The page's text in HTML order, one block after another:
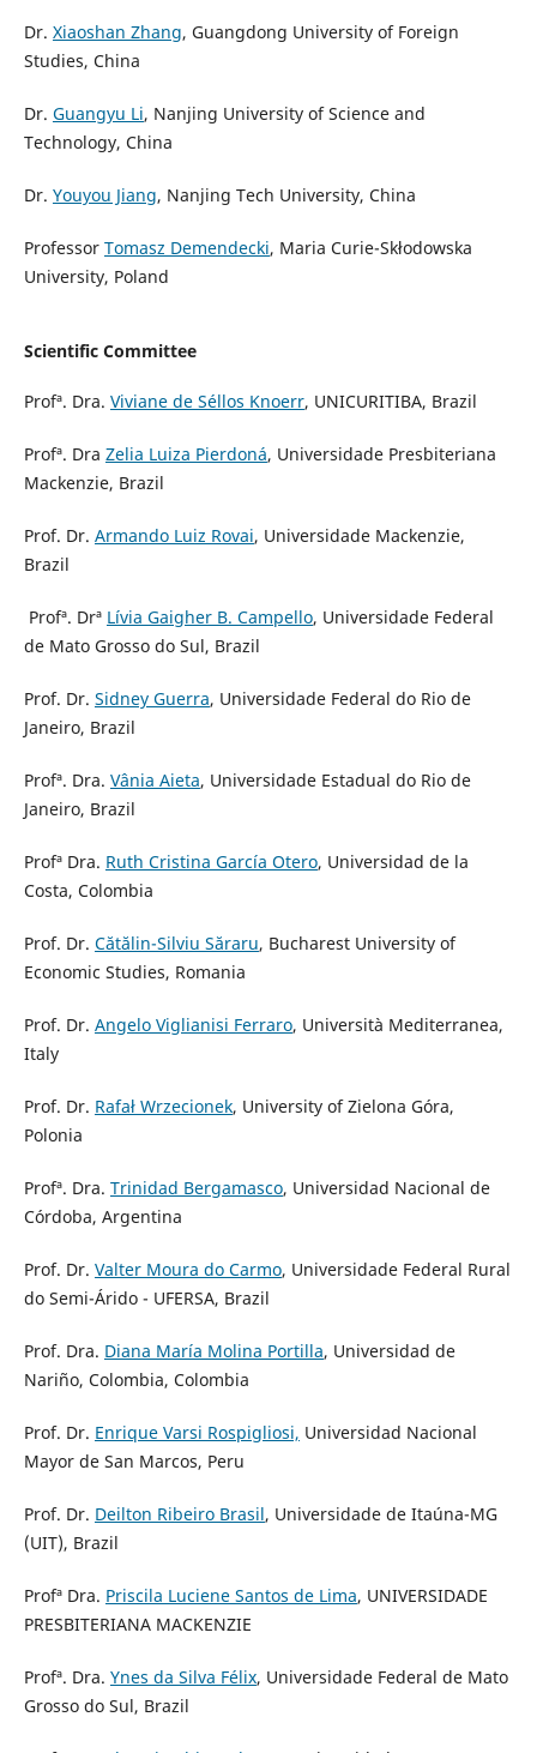
Dr. Xiaoshan Zhang, Guangdong University of Foreign
Studies, China
Dr. Guangyu Li, Nanjing University of Science and
Technology, China
Dr. Youyou Jiang, Nanjing Tech University, China
Professor Tomasz Demendecki, Maria Curie-Skłodowska
University, Poland
Scientific Committee
Profª. Dra. Viviane de Séllos Knoerr, UNICURITIBA, Brazil
Profª. Dra Zelia Luiza Pierdoná, Universidade Presbiteriana
Mackenzie, Brazil
Prof. Dr. Armando Luiz Rovai, Universidade Mackenzie,
Brazil
Profª. Drª Lívia Gaigher B. Campello, Universidade Federal
de Mato Grosso do Sul, Brazil
Prof. Dr. Sidney Guerra, Universidade Federal do Rio de
Janeiro, Brazil
Profª. Dra. Vânia Aieta, Universidade Estadual do Rio de
Janeiro, Brazil
Profª Dra. Ruth Cristina García Otero, Universidad de la
Costa, Colombia
Prof. Dr. Cătălin-Silviu Săraru, Bucharest University of
Economic Studies, Romania
Prof. Dr. Angelo Viglianisi Ferraro, Università Mediterranea,
Italy
Prof. Dr. Rafał Wrzecionek, University of Zielona Góra,
Polonia
Profª. Dra. Trinidad Bergamasco, Universidad Nacional de
Córdoba, Argentina
Prof. Dr. Valter Moura do Carmo, Universidade Federal Rural
do Semi-Árido - UFERSA, Brazil
Prof. Dra. Diana María Molina Portilla, Universidad de
Nariño, Colombia, Colombia
Prof. Dr. Enrique Varsi Rospigliosi, Universidad Nacional
Mayor de San Marcos, Peru
Prof. Dr. Deilton Ribeiro Brasil, Universidade de Itaúna-MG
(UIT), Brazil
Profª Dra. Priscila Luciene Santos de Lima, UNIVERSIDADE
PRESBITERIANA MACKENZIE
Profª. Dra. Ynes da Silva Félix, Universidade Federal de Mato
Grosso do Sul, Brazil